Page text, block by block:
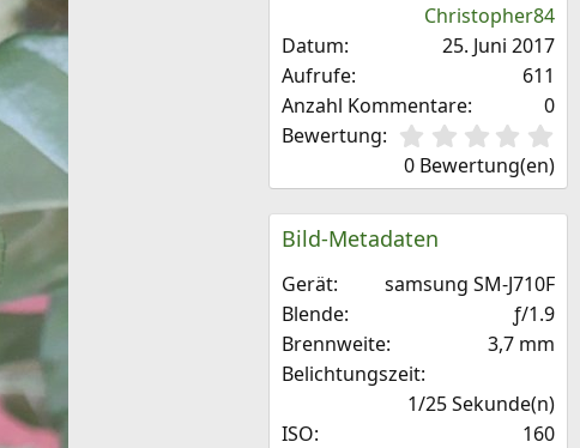
Christopher84
Datum
25. Juni 2017
Aufrufe
611
Anzahl Kommentare
0
Bewertung
0
S
e
r
n
0 Bewertung(en)
Bild-Metadaten
Gerät
samsung SM-J710F
Blende
ƒ/1.9
Brennweite
3,7 mm
Belichtungszeit
1/25 Sekunde(n)
ISO
160